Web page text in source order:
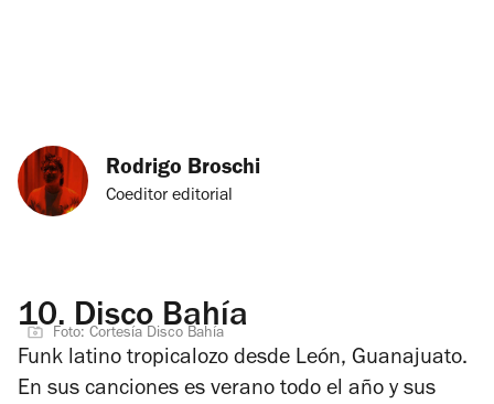
Rodrigo Broschi
Coeditor editorial
10.Disco Bahía
Foto: Cortesía Disco Bahía
Funk latino tropicalozo desde León, Guanajuato.
En sus canciones es verano todo el año y sus